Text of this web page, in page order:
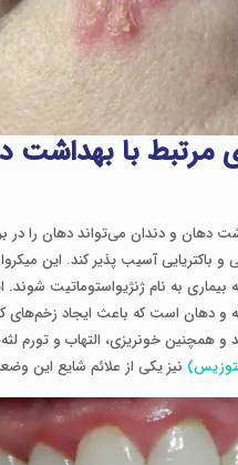
مرتبط با بهداشت
دهان و دندان می‌تواند دهان را در
آسیب‌ پذیر کند. این
به نام ژنژیواستوماتیت شوند.
و دهان است که باعث ایجاد
و همچنین خونریزی، التهاب و تورم
نیز یکی از علائم شایع این